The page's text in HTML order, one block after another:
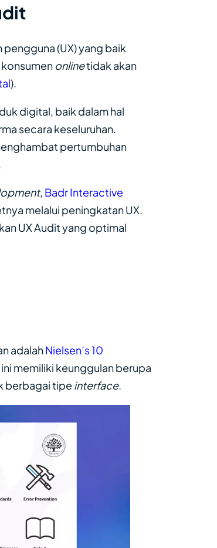
(UX) yang baik
onlinetidak akan
).
digital, baik dalam hal
secara keseluruhan.
pertumbuhan
, Badr Interactive
melalui peningkatan UX.
UX Audit yang optimal
adalahNielsen’s 10
memiliki keunggulan berupa
berbagai tipe interface.